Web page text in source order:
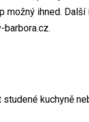
ihned.
barbora.cz.
kuchyně